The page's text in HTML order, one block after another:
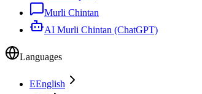
Murli Chintan
AI Murli Chintan (ChatGPT)
Languages
EEnglish